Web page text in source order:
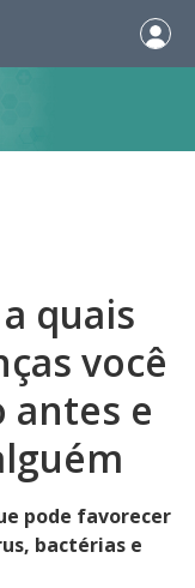
quais
você
antes e
pode favorecer
bactérias e